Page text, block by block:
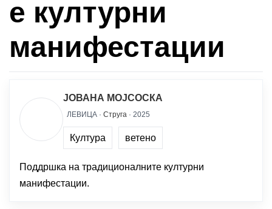
е културни
манифестации
ЈОВАНА МОЈСОСКА
ЛЕВИЦА · Струга · 2025
Култура ветено
Поддршка на традиционалните културни
манифестации.